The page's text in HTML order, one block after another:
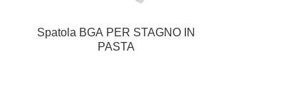
Spatola BGA PER STAGNO IN
PASTA